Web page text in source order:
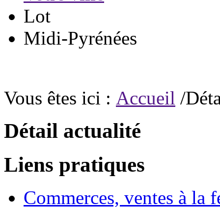
Lot
Midi-Pyrénées
Vous êtes ici : Accueil /
Détail actualité
Liens pratiques
Commerces, ventes à la